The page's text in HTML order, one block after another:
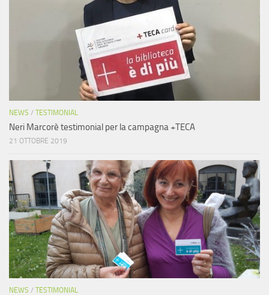
NEWS / TESTIMONIAL
Neri Marcorè testimonial per la campagna +TECA
21 OTTOBRE 2019
NEWS / TESTIMONIAL